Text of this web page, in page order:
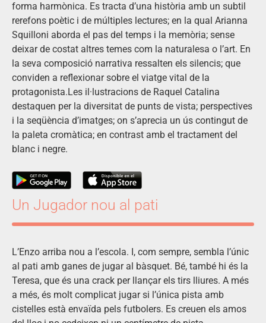
forma harmònica. Es tracta d’una història amb un subtil
rerefons poètic i de múltiples lectures; en la qual Arianna
Squilloni aborda el pas del temps i la memòria; sense
deixar de costat altres temes com la naturalesa o l’art. En
la seva composició narrativa ressalten els silencis; que
conviden a reflexionar sobre el viatge vital de la
protagonista.Les il·lustracions de Raquel Catalina
destaquen per la diversitat de punts de vista; perspectives
i la seqüència d’imatges; on s’aprecia un ús contingut de
la paleta cromàtica; en contrast amb el tractament del
blanc i negre.
Un Jugador nou al pati
L’Enzo arriba nou a l’escola. I, com sempre, sembla l’únic
al pati amb ganes de jugar al bàsquet. Bé, també hi és la
Teresa, que és una crack per llançar els tirs lliures. A més
a més, és molt complicat jugar si l’única pista amb
cistelles està envaïda pels futbolers. Es creuen els amos